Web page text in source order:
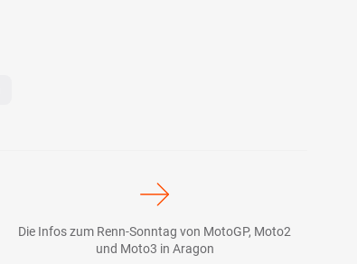
Die Infos zum Renn-Sonntag von MotoGP, Moto2
und Moto3 in Aragon